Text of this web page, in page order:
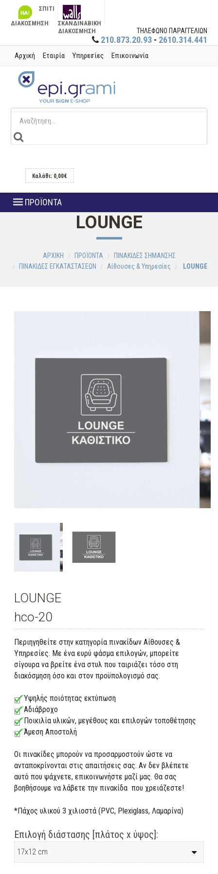
ΣΠΙΤΙ
ΔΙΑΚΟΣΜΗΣΗ
ΣΚΑΝΔΙΝΑΒΙΚΗ
ΔΙΑΚΟΣΜΗΣΗ
ΤΗΛΕΦΩΝΟ ΠΑΡΑΓΓΕΛΙΩΝ
210.873.20.93 - 2610.314.441
Αρχική Εταιρία Υπηρεσίες Επικοινωνία
Καλάθι: 0,00€
ΠΡΟΪΟΝΤΑ
LOUNGE
ΑΡΧΙΚΗ ΠΡΟΪΟΝΤΑ
ΠΙΝΑΚΙΔΕΣ ΣΗΜΑΝΣΗΣ
ΠΙΝΑΚΙΔΕΣ ΕΓΚΑΤΑΣΤΑΣΕΩΝ
Αίθουσες & Υπηρεσίες LOUNGE
LOUNGE
hco-20
Περιηγηθείτε στην κατηγορία πινακίδων Αίθουσες &
Υπηρεσίες. Με ένα ευρύ φάσμα επιλογών, μπορείτε
σίγουρα να βρείτε ένα στυλ που ταιριάζει τόσο στη
διακόσμηση όσο και στον προϋπολογισμό σας.
Υψηλής ποιότητας εκτύπωση
Αδιάβροχο
Ποικιλία υλικών, μεγέθους και επιλογών τοποθέτησης
Άμεση Αποστολή
Οι πινακίδες μπορούν να προσαρμοστούν ώστε να
ανταποκρίνονται στις απαιτήσεις σας. Αν δεν βλέπετε
αυτό που ψάχνετε, επικοινωνήστε μαζί μας. Θα σας
βοηθήσουμε να λάβετε την πινακίδα που χρειάζεστε!
*Πάχος υλικού 3 χιλιοστά (PVC, Plexiglass, Λαμαρίνα)
Επιλογή διάστασης [πλάτος x ύψος]: